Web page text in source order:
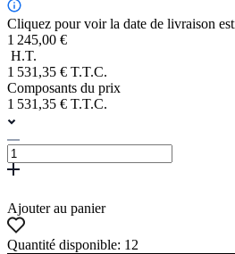
Cliquez pour voir la date de livraison
1 245,00 €
H.T.
1 531,35 € T.T.C.
Composants du prix
1 531,35 € T.T.C.
Ajouter au panier
Quantité disponible: 12